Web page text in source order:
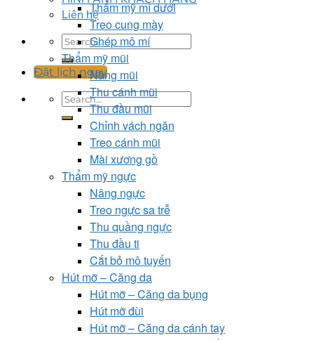
Liên hệ
Đặt lịch ngay
Thẩm mỹ mí dưới
Treo cung mày
Ghép mô mí
Thẩm mỹ mũi
Nâng mũi
Thu cánh mũi
Thu đầu mũi
Chỉnh vách ngăn
Treo cánh mũi
Mài xương gồ
Thẩm mỹ ngực
Nâng ngực
Treo ngực sa trễ
Thu quầng ngực
Thu đầu ti
Cắt bỏ mô tuyến
Hút mỡ – Căng da
Hút mỡ – Căng da bụng
Hút mỡ đùi
Hút mỡ – Căng da cánh tay